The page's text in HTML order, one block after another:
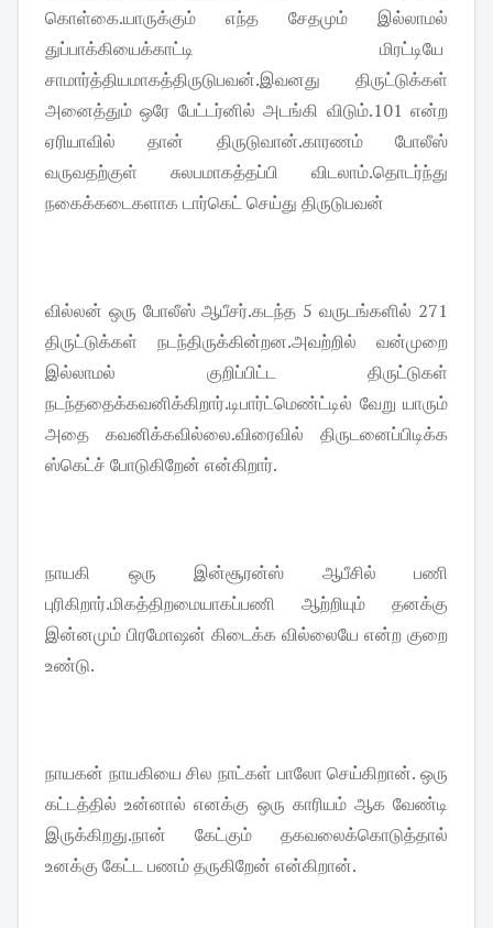
கொள்கை.யாருக்கும் எந்த சேதமும் இல்லாமல்
துப்பாக்கியைக்காட்டி மிரட்டியே
சாமார்த்தியமாகத்திருடுபவன்.இவனது திருட்டுக்கள்
அனைத்தும் ஒரே பேட்டர்னில் அடங்கி விடும்.101 என்ற
ஏரியாவில் தான் திருடுவான்.காரணம் போலீஸ்
வருவதற்குள் சுலபமாகத்தப்பி விடலாம்.தொடர்ந்து
நகைக்கடைகளாக டார்கெட் செய்து திருடுபவன்
வில்லன் ஒரு போலீஸ் ஆபீசர்.கடந்த 5 வருடங்களில் 271
திருட்டுக்கள் நடந்திருக்கின்றன.அவற்றில் வன்முறை
இல்லாமல் குறிப்பிட்ட திருட்டுகள்
நடந்ததைக்கவனிக்கிறார்.டிபார்ட்மெண்ட்டில் வேறு யாரும்
அதை கவனிக்கவில்லை.விரைவில் திருடனைப்பிடிக்க
ஸ்கெட்ச் போடுகிறேன் என்கிறார்.
நாயகி ஒரு இன்சூரன்ஸ் ஆபீசில் பணி
புரிகிறார்.மிகத்திறமையாகப்பணி ஆற்றியும் தனக்கு
இன்னமும் பிரமோஷன் கிடைக்க வில்லையே என்ற குறை
உண்டு.
நாயகன் நாயகியை சில நாட்கள் பாலோ செய்கிறான். ஒரு
கட்டத்தில் உன்னால் எனக்கு ஒரு காரியம் ஆக வேண்டி
இருக்கிறது.நான் கேட்கும் தகவலைக்கொடுத்தால்
உனக்கு கேட்ட பணம் தருகிறேன் என்கிறான்.